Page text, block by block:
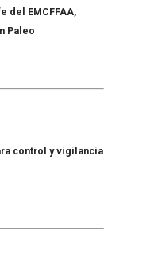
del EMCFFAA,
Paleo
control y vigilancia